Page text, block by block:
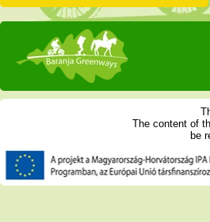
The content of
be